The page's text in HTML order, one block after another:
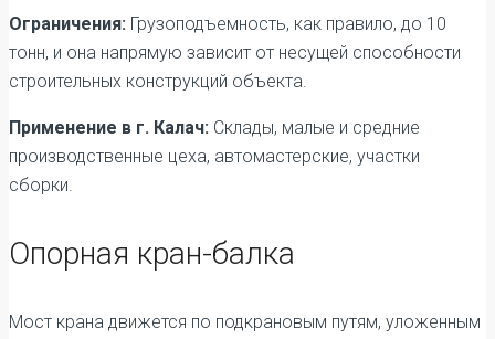
Ограничения: Грузоподъемность, как правило, до 10
тонн, и она напрямую зависит от несущей способности
строительных конструкций объекта.
Применение в г. Калач: Склады, малые и средние
производственные цеха, автомастерские, участки
сборки.
Опорная кран-балка
Мост крана движется по подкрановым путям, уложенным